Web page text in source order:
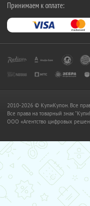
Принимаем к оплате:
2010-2026 © КупиКупон. Все
Все права на товарный знак
OOO «Агентство цифровых